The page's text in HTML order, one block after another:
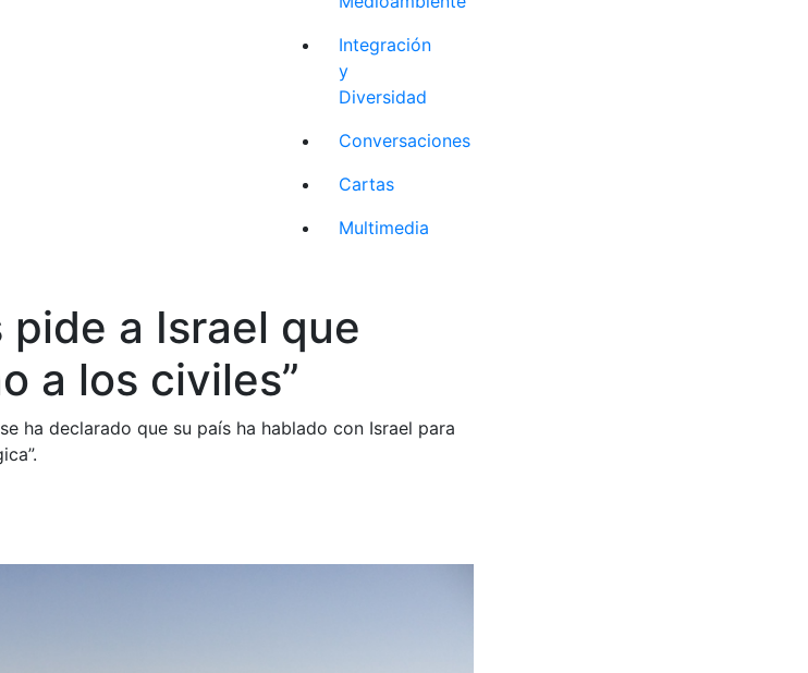
Integración
y
Diversidad
Conversaciones
Cartas
Multimedia
a Israel que
a los civiles”
ha declarado que su país ha hablado con Israel para